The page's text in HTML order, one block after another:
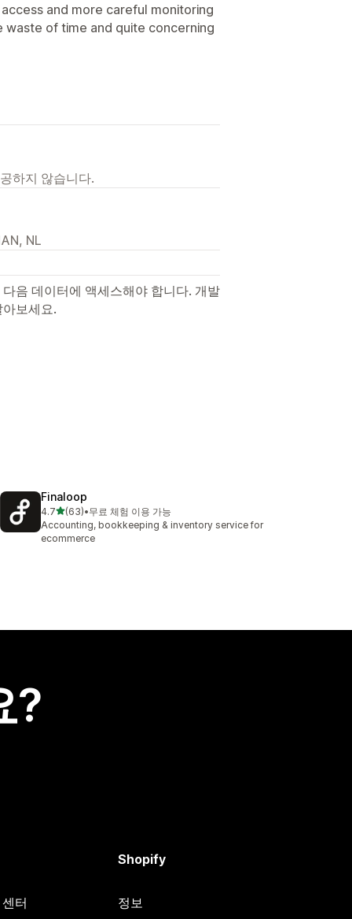
and more careful monitoring
waste of time and quite concerning
하지 않습니다.
NL
음 데이터에 액세스해야 합니다. 개발
보세요.
Finaloop
4.7별 5개 중
(63)
총 리뷰 63개
•무료 체험 이용 가능
Accounting, bookkeeping & inventory service for
ecommerce
?
터
Shopify
정보